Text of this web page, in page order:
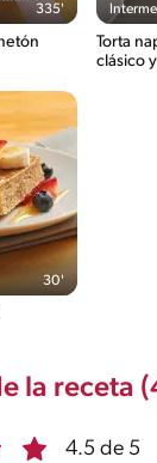
335'
Torta
clásico
30'
la receta
4.5 de 5